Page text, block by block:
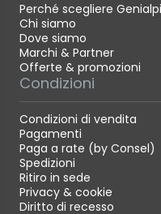
Perché scegliere
Chi siamo
Dove siamo
Marchi & Partner
Offerte & promozioni
Condizioni
Condizioni di vendita
Pagamenti
Paga a rate (by Consel)
Spedizioni
Ritiro in sede
Privacy & cookie
Diritto di recesso